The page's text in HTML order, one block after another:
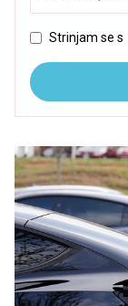
Strinjam se s